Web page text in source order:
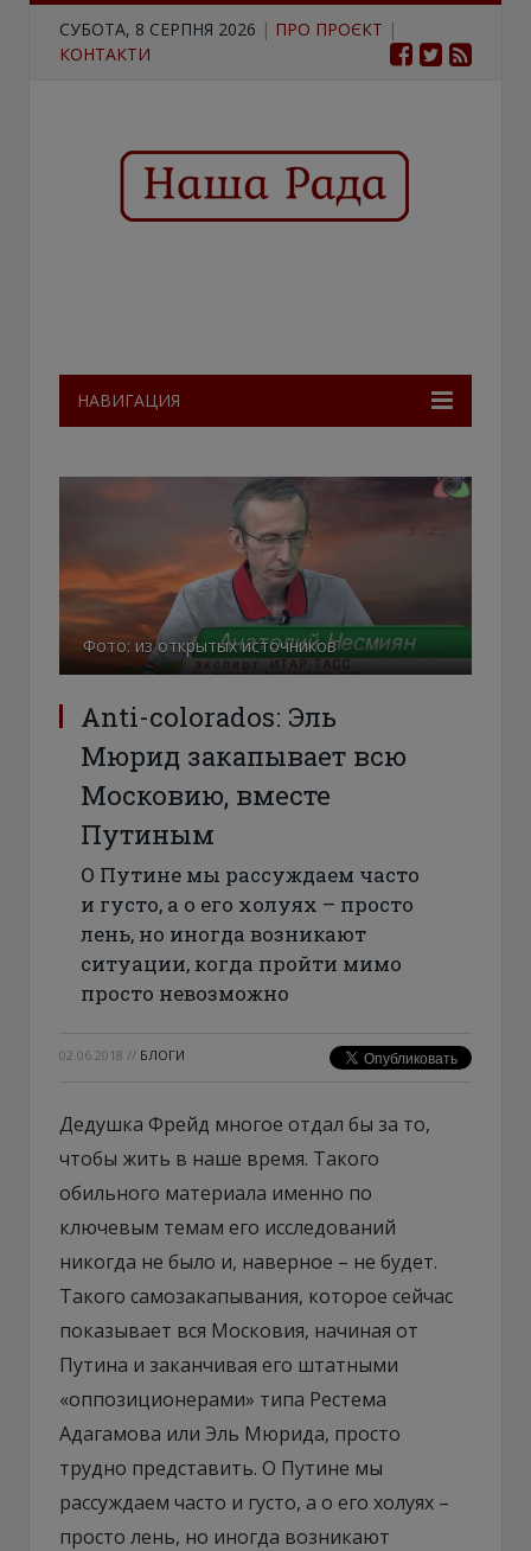
СУБОТА, 8 СЕРПНЯ 2026 | ПРО ПРОЄКТ |
КОНТАКТИ
НАВИГАЦИЯ
Фото: из открытых источников
Anti-colorados: Эль
Мюрид закапывает всю
Московию, вместе
Путиным
О Путине мы рассуждаем часто
и густо, а о его холуях – просто
лень, но иногда возникают
ситуации, когда пройти мимо
просто невозможно
02.06.2018 // БЛОГИ
Дедушка Фрейд многое отдал бы за то,
чтобы жить в наше время. Такого
обильного материала именно по
ключевым темам его исследований
никогда не было и, наверное – не будет.
Такого самозакапывания, которое сейчас
показывает вся Московия, начиная от
Путина и заканчивая его штатными
«оппозиционерами» типа Рестема
Адагамова или Эль Мюрида, просто
трудно представить. О Путине мы
рассуждаем часто и густо, а о его холуях –
просто лень, но иногда возникают